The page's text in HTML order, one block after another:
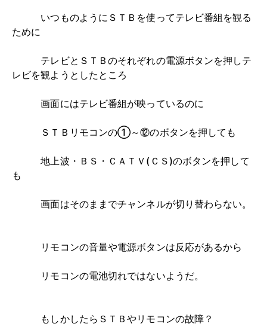
いつものようにＳＴＢを使ってテレビ番組を観る
ために
テレビとＳＴＢのそれぞれの電源ボタンを押しテ
レビを観ようとしたところ
画面にはテレビ番組が映っているのに
ＳＴＢリモコンの①～⑫のボタンを押しても
地上波・ＢＳ・ＣＡＴＶ(ＣＳ)のボタンを押して
も
画面はそのままでチャンネルが切り替わらない。
リモコンの音量や電源ボタンは反応があるから
リモコンの電池切れではないようだ。
もしかしたらＳＴＢやリモコンの故障？